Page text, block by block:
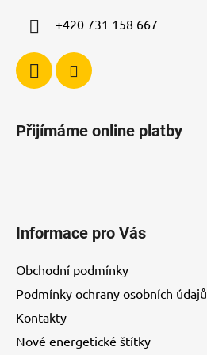
s
+420 731 158 667
Přijímáme online platby
Informace pro Vás
Obchodní podmínky
Podmínky ochrany osobních údajů
Kontakty
Nové energetické štítky